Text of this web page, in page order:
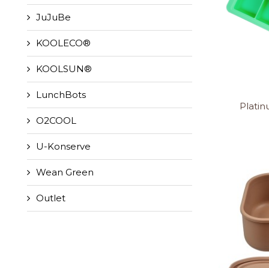
JuJuBe
KOOLECO®
KOOLSUN®
LunchBots
O2COOL
U-Konserve
Wean Green
Outlet